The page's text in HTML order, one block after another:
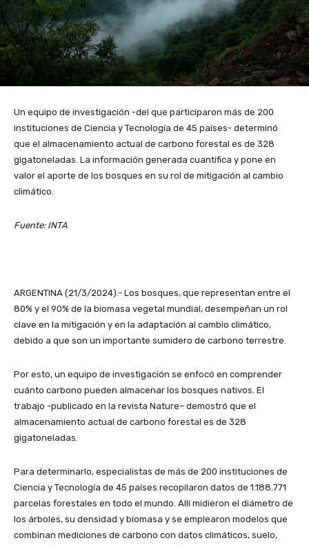
Un equipo de investigación -del que participaron más de 200
instituciones de Ciencia y Tecnología de 45 países- determinó
que el almacenamiento actual de carbono forestal es de 328
gigatoneladas. La información generada cuantifica y pone en
valor el aporte de los bosques en su rol de mitigación al cambio
climático.
Fuente: INTA
ARGENTINA (21/3/2024).- Los bosques, que representan entre el
80% y el 90% de la biomasa vegetal mundial, desempeñan un rol
clave en la mitigación y en la adaptación al cambio climático,
debido a que son un importante sumidero de carbono terrestre.
Por esto, un equipo de investigación se enfocó en comprender
cuánto carbono pueden almacenar los bosques nativos. El
trabajo -publicado en la revista Nature– demostró que el
almacenamiento actual de carbono forestal es de 328
gigatoneladas.
Para determinarlo, especialistas de más de 200 instituciones de
Ciencia y Tecnología de 45 países recopilaron datos de 1.188.771
parcelas forestales en todo el mundo. Allí midieron el diámetro de
los árboles, su densidad y biomasa y se emplearon modelos que
combinan mediciones de carbono con datos climáticos, suelo,